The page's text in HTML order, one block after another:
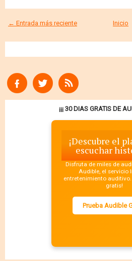
← Entrada más reciente Inicio
¡¡¡ 30 DIAS GRATIS DE
¡Descubre el
escuchar
Disfruta de miles de
Audible, el servicio
entretenimiento auditivo.
gratis!
Prueba Audible